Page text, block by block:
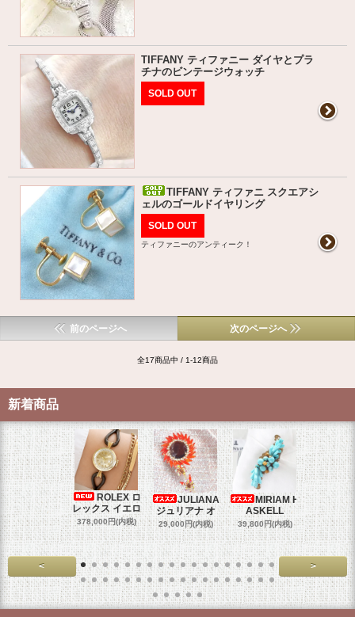
TIFFANY ティファニー ダイヤとプラ
チナのビンテージウォッチ
SOLD OUT
TIFFANY ティファニ スクエアシ
ェルのゴールドイヤリング
SOLD OUT
ティファニーのアンティーク！
前のページへ 次のページへ
全17商品中 / 1-12商品
新着商品
ROLEX ロ
レックス イエロ
378,000円(内税)
JULIANA
ジュリアナ オ
29,000円(内税)
MIRIAM H
ASKELL
39,800円(内税)
オメガマ
スダ
458,000円
< >